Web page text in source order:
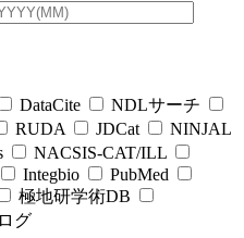
DataCite
NDLサーチ
RUDA JDCat
NINJAL
NACSIS-CAT/ILL
Integbio
PubMed
極地研学術DB
グ